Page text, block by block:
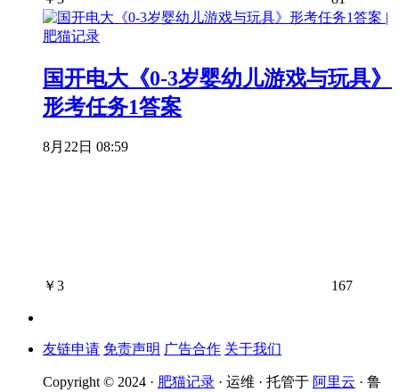
国开电大《0-3岁婴幼儿游戏与玩具》
形考任务1答案
8月22日 08:59
￥3 167
友链申请 免责声明 广告合作 关于我们
Copyright © 2024 · 肥猫记录 · 运维 · 托管于 阿里云 · 鲁